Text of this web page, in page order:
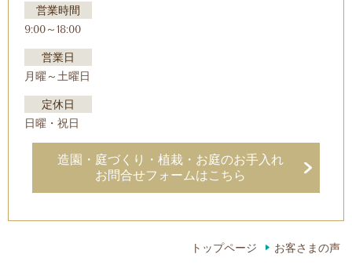
営業時間
9:00～18:00
営業日
月曜～土曜日
定休日
日曜・祝日
造園・庭づくり・植栽・お庭のお手入れ
お問合せフォームはこちら
トップページ お客さまの声